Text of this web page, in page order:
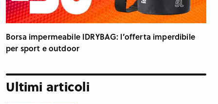
Borsa impermeabile IDRYBAG: l’offerta imperdibile
per sport e outdoor
Ultimi articoli